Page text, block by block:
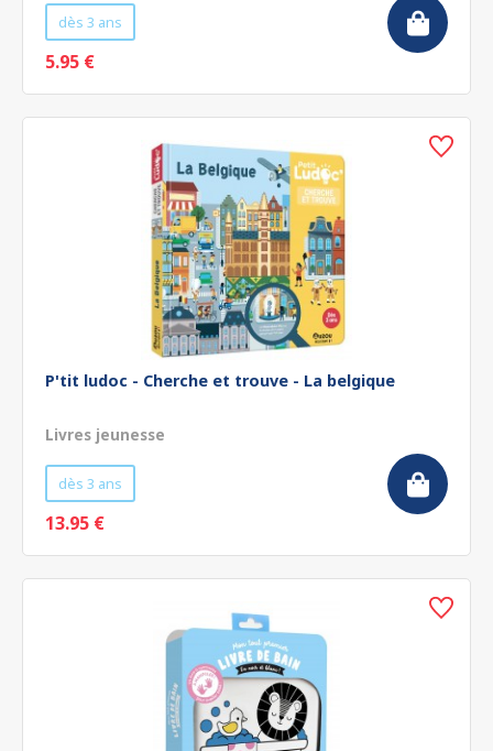
dès 3 ans
5.95 €
P'tit ludoc - Cherche et trouve - La belgique
Livres jeunesse
dès 3 ans
13.95 €